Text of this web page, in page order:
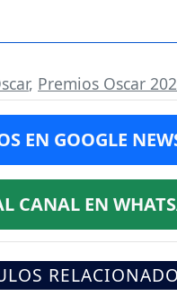
, Premios Oscar
EN GOOGLE
CANAL EN